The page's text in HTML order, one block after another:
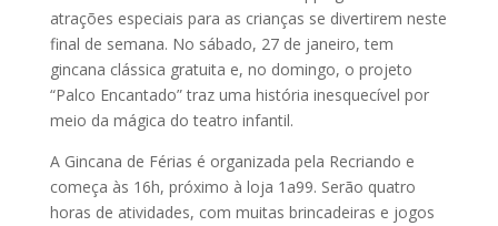
atrações especiais para as crianças se divertirem neste
final de semana. No sábado, 27 de janeiro, tem
gincana clássica gratuita e, no domingo, o projeto
“Palco Encantado” traz uma história inesquecível por
meio da mágica do teatro infantil.
A Gincana de Férias é organizada pela Recriando e
começa às 16h, próximo à loja 1a99. Serão quatro
horas de atividades, com muitas brincadeiras e jogos